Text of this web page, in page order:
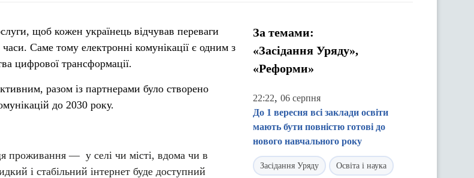
щоб кожен українець відчував переваги
Саме тому електронні комунікації є одним з
цифрової трансформації.
разом із партнерами було створено
до 2030 року.
проживання — у селі чи місті, вдома чи в
і стабільний інтернет буде доступний
За темами:
«Засідання Уряду»,
«Реформи»
22:22, 06 серпня
До 1 вересня всі заклади освіти
мають бути повністю готові до
нового навчального року
Засідання Уряду Освіта і наука